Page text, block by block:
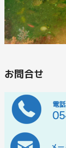
お問合せ